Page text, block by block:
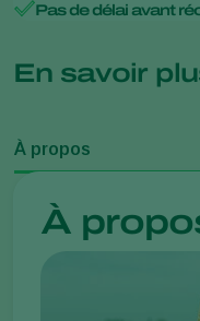
Pas de délai avant
En savoir
À propos
À